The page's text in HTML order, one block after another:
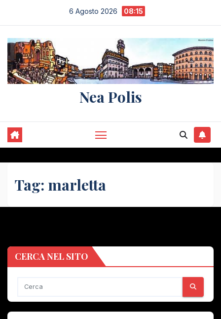
contenuto
6 Agosto 2026 08:15
Nea Polis
Tag: marletta
CERCA NEL SITO